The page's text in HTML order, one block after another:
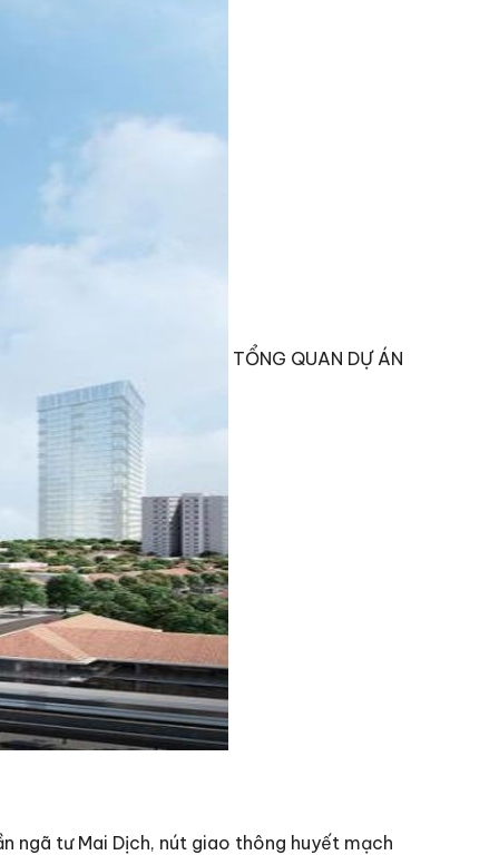
TỔNG QUAN DỰ ÁN
ngã tư Mai Dịch, nút giao thông huyết mạch